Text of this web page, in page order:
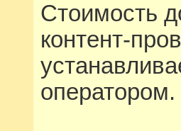
Стоимость
контент-
оператором.